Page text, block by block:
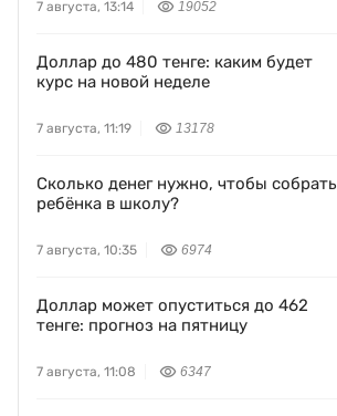
7 августа, 13:14 19052
Доллар до 480 тенге: каким будет
курс на новой неделе
7 августа, 11:19 13178
Сколько денег нужно, чтобы собрать
ребёнка в школу?
7 августа, 10:35 6974
Доллар может опуститься до 462
тенге: прогноз на пятницу
7 августа, 11:08 6347